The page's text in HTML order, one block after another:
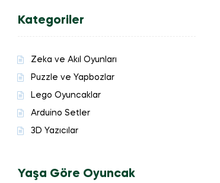
Kategoriler
Zeka ve Akıl Oyunları
Puzzle ve Yapbozlar
Lego Oyuncaklar
Arduino Setler
3D Yazıcılar
Yaşa Göre Oyuncak